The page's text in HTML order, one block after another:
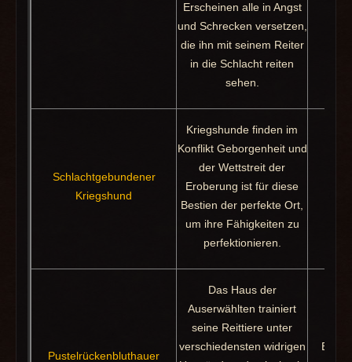
Erscheinen alle in Angst
und Schrecken versetzen,
die ihn mit seinem Reiter
in die Schlacht reiten
sehen.
Schlachtgebundener
Kriegshund
Kriegshunde finden im
Konflikt Geborgenheit und
der Wettstreit der
Eroberung ist für diese
Bestien der perfekte Ort,
um ihre Fähigkeiten zu
perfektionieren.
Pustelrückenbluthauer
Das Haus der
Auserwählten trainiert
seine Reittiere unter
verschiedensten widrigen